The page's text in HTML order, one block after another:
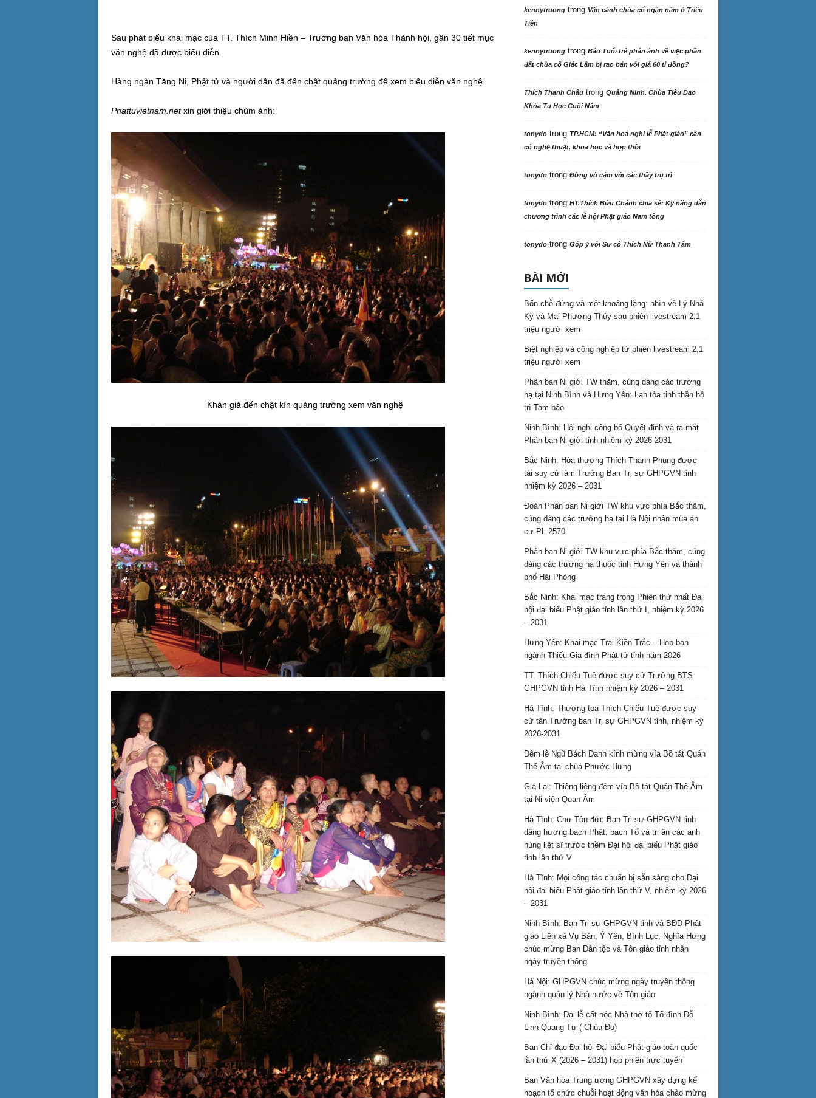
Sau phát biểu khai mạc của TT. Thích Minh Hiền – Trưởng ban Văn hóa Thành hội, gần 30 tiết mục
văn nghệ đã được biểu diễn.
Hàng ngàn Tăng Ni, Phật tử và người dân đã đến chật quảng trường để xem biểu diễn văn nghệ.
Phattuvietnam.netxin giới thiệu chùm ảnh:
Khán giả đến chật kín quảng trường xem văn nghệ
kennytruongtrong Vãn cảnh chùa cổ ngàn năm ở Triều
Tiên
kennytruongtrong Báo Tuổi trẻ phản ảnh về việc phần
đất chùa cổ Giác Lâm bị rao bán với giá 60 tỉ đồng?
Thích Thanh Châutrong Quảng Ninh. Chùa Tiêu Dao
Khóa Tu Học Cuối Năm
tonydotrong TP.HCM: “Văn hoá nghi lễ Phật giáo” cần
có nghệ thuật, khoa học và hợp thời
tonydotrong Đừng vô cảm với các thầy trụ trì
tonydotrong HT.Thích Bửu Chánh chia sẻ: Kỹ năng dẫn
chương trình các lễ hội Phật giáo Nam tông
tonydotrong Góp ý với Sư cô Thích Nữ Thanh Tâm
BÀI MỚI
Bốn chỗ đứng và một khoảng lặng: nhìn về Lý Nhã
Kỳ và Mai Phương Thúy sau phiên livestream 2,1
triệu người xem
Biệt nghiệp và cộng nghiệp từ phiên livestream 2,1
triệu người xem
Phân ban Ni giới TW thăm, cúng dàng các trường
hạ tại Ninh Bình và Hưng Yên: Lan tỏa tinh thần hộ
trì Tam bảo
Ninh Bình: Hội nghị công bố Quyết định và ra mắt
Phân ban Ni giới tỉnh nhiệm kỳ 2026-2031
Bắc Ninh: Hòa thượng Thích Thanh Phụng được
tái suy cử làm Trưởng Ban Trị sự GHPGVN tỉnh
nhiệm kỳ 2026 – 2031
Đoàn Phân ban Ni giới TW khu vực phía Bắc thăm,
cúng dàng các trường hạ tại Hà Nội nhân mùa an
cư PL.2570
Phân ban Ni giới TW khu vực phía Bắc thăm, cúng
dàng các trường hạ thuộc tỉnh Hưng Yên và thành
phố Hải Phòng
Bắc Ninh: Khai mạc trang trọng Phiên thứ nhất Đại
hội đại biểu Phật giáo tỉnh lần thứ I, nhiệm kỳ 2026
– 2031
Hưng Yên: Khai mạc Trại Kiền Trắc – Họp bạn
ngành Thiếu Gia đình Phật tử tỉnh năm 2026
TT. Thích Chiếu Tuệ được suy cử Trưởng BTS
GHPGVN tỉnh Hà Tĩnh nhiệm kỳ 2026 – 2031
Hà Tĩnh: Thượng tọa Thích Chiếu Tuệ được suy
cử tân Trưởng ban Trị sự GHPGVN tỉnh, nhiệm kỳ
2026-2031
Đêm lễ Ngũ Bách Danh kính mừng vía Bồ tát Quán
Thế Âm tại chùa Phước Hưng
Gia Lai: Thiêng liêng đêm vía Bồ tát Quán Thế Âm
tại Ni viện Quan Âm
Hà Tĩnh: Chư Tôn đức Ban Trị sự GHPGVN tỉnh
dâng hương bạch Phật, bạch Tổ và tri ân các anh
hùng liệt sĩ trước thềm Đại hội đại biểu Phật giáo
tỉnh lần thứ V
Hà Tĩnh: Mọi công tác chuẩn bị sẵn sàng cho Đại
hội đại biểu Phật giáo tỉnh lần thứ V, nhiệm kỳ 2026
– 2031
Ninh Bình: Ban Trị sự GHPGVN tỉnh và BĐD Phật
giáo Liên xã Vụ Bản, Ý Yên, Bình Lục, Nghĩa Hưng
chúc mừng Ban Dân tộc và Tôn giáo tỉnh nhân
ngày truyền thống
Hà Nội: GHPGVN chúc mừng ngày truyền thống
ngành quản lý Nhà nước về Tôn giáo
Ninh Bình: Đại lễ cất nóc Nhà thờ tổ Tổ đình Đỗ
Linh Quang Tự ( Chùa Đọ)
Ban Chỉ đạo Đại hội Đại biểu Phật giáo toàn quốc
lần thứ X (2026 – 2031) họp phiên trực tuyến
Ban Văn hóa Trung ương GHPGVN xây dựng kế
hoạch tổ chức chuỗi hoạt động văn hóa chào mừng